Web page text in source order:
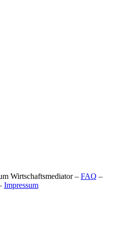
Wirtschaftsmediator – FAQ –
Impressum